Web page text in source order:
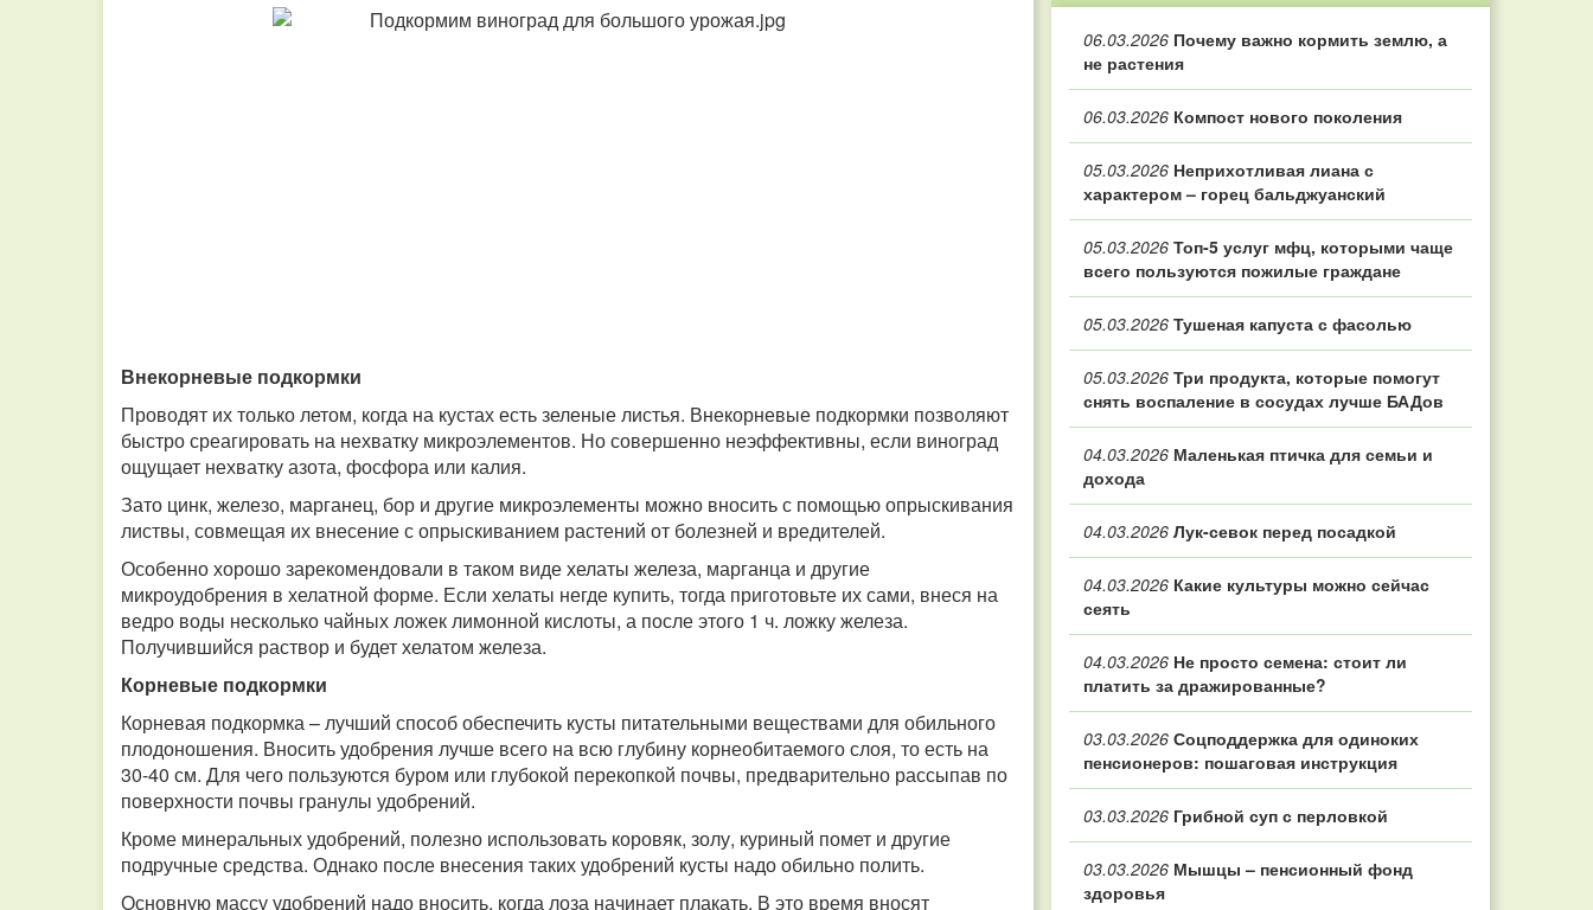
Внекорневые подкормки
Проводят их только летом, когда на кустах есть зеленые листья. Внекорневые подкормки позволяют
быстро среагировать на нехватку микроэлементов. Но совершенно неэффективны, если виноград
ощущает нехватку азота, фосфора или калия.
Зато цинк, железо, марганец, бор и другие микроэлементы можно вносить с помощью опрыскивания
листвы, совмещая их внесение с опрыскиванием растений от болезней и вредителей.
Особенно хорошо зарекомендовали в таком виде хелаты железа, марганца и другие
микроудобрения в хелатной форме. Если хелаты негде купить, тогда приготовьте их сами, внеся на
ведро воды несколько чайных ложек лимонной кислоты, а после этого 1 ч. ложку железа.
Получившийся раствор и будет хелатом железа.
Корневые подкормки
Корневая подкормка – лучший способ обеспечить кусты питательными веществами для обильного
плодоношения. Вносить удобрения лучше всего на всю глубину корнеобитаемого слоя, то есть на
30-40 см. Для чего пользуются буром или глубокой перекопкой почвы, предварительно рассыпав по
поверхности почвы гранулы удобрений.
Кроме минеральных удобрений, полезно использовать коровяк, золу, куриный помет и другие
подручные средства. Однако после внесения таких удобрений кусты надо обильно полить.
Основную массу удобрений надо вносить, когда лоза начинает плакать. В это время вносят
06.03.2026 Почему важно кормить землю, а
не растения
06.03.2026 Компост нового поколения
05.03.2026 Неприхотливая лиана с
характером – горец бальджуанский
05.03.2026 Топ‑5 услуг мфц, которыми чаще
всего пользуются пожилые граждане
05.03.2026 Тушеная капуста с фасолью
05.03.2026 Три продукта, которые помогут
снять воспаление в сосудах лучше БАДов
04.03.2026 Маленькая птичка для семьи и
дохода
04.03.2026 Лук-севок перед посадкой
04.03.2026 Какие культуры можно сейчас
сеять
04.03.2026 Не просто семена: стоит ли
платить за дражированные?
03.03.2026 Соцподдержка для одиноких
пенсионеров: пошаговая инструкция
03.03.2026 Грибной суп с перловкой
03.03.2026 Мышцы – пенсионный фонд
здоровья